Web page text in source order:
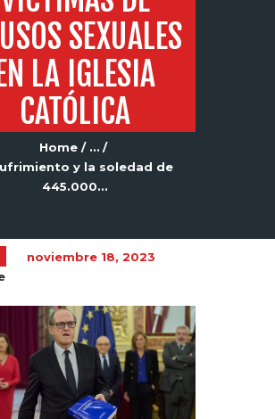
SEXUALES
EN LA IGLESIA
CATÓLICA
Home
...
y la soledad de
445.000...
noviembre 18, 2023